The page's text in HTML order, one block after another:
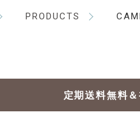
PRODUCTS
定期送料無料